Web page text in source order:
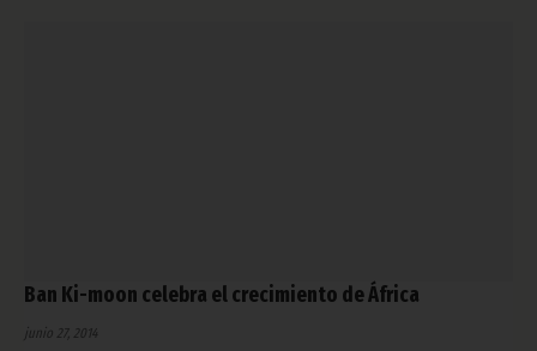
Ban Ki-moon celebra el crecimiento de África
junio 27, 2014